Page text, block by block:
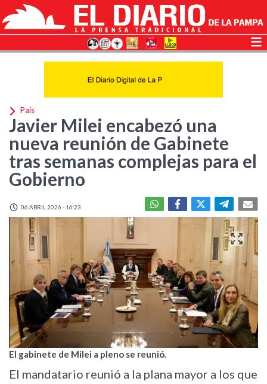
País
Javier Milei encabezó una
nueva reunión de Gabinete
tras semanas complejas para el
Gobierno
06 ABRIL 2026 - 16:23
El gabinete de Milei a pleno se reunió.
El mandatario reunió a la plana mayor a los que